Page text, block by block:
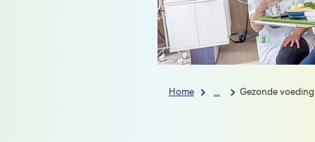
Home ... Gezonde